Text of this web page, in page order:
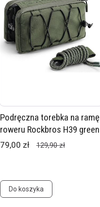
Podręczna torebka na ramę
roweru Rockbros H39 green
79,00 zł 129,90 zł
Do koszyka